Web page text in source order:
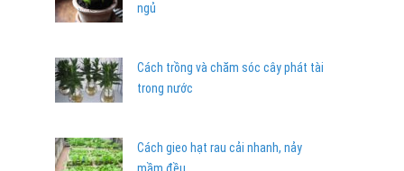
ngủ
Cách trồng và chăm sóc cây phát tài
trong nước
Cách gieo hạt rau cải nhanh, nảy